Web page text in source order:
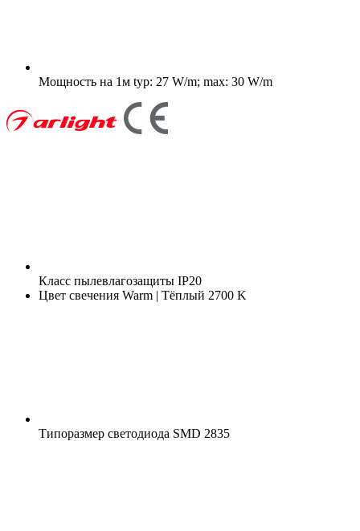
Мощность на 1м typ: 27 W/m; max: 30 W/m
Класс пылевлагозащиты IP20
Цвет свечения Warm | Тёплый 2700 K
Типоразмер светодиода SMD 2835